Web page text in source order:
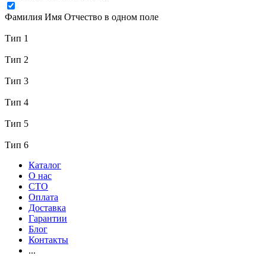
Фамилия Имя Отчество в одном поле
Тип 1
Тип 2
Тип 3
Тип 4
Тип 5
Тип 6
Каталог
О нас
СТО
Оплата
Доставка
Гарантии
Блог
Контакты
...